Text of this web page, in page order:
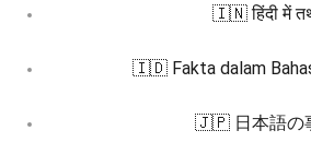
🇮🇳 हिंदी में
🇮🇩 Fakta dalam
🇯🇵 日本語の